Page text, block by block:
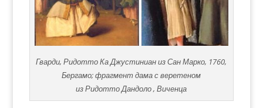
Гварди, Ридотто Ка Джустиниан из Сан Марко, 1760,
Бергамо; фрагмент дама с веретеном
из Ридотто Дандоло , Виченца